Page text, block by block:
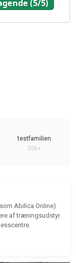
(5/5)
testfamilien
35k+
Abilica Online)
af træningsudstyr